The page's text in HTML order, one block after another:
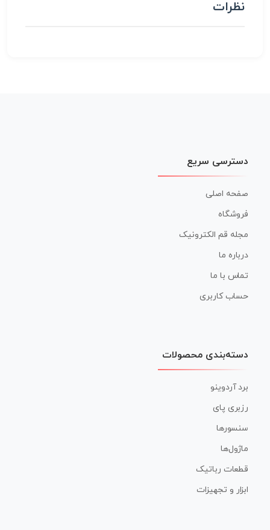
نظرات
دسترسی سریع
صفحه اصلی
فروشگاه
مجله قم الکترونیک
درباره ما
تماس با ما
حساب کاربری
دسته‌بندی محصولات
برد آردوینو
رزبری پای
سنسورها
ماژول‌ها
قطعات رباتیک
ابزار و تجهیزات